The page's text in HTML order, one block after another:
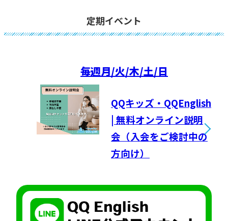
定期イベント
毎週月/火/木/土/日
QQキッズ・QQEnglish
| 無料オンライン説明
会（入会をご検討中の
方向け）